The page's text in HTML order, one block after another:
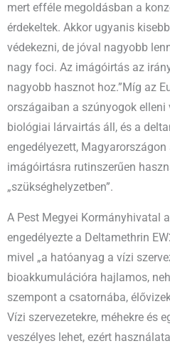
mert efféle megoldásban a
érdekeltek. Akkor ugyanis
védekezni, de jóval nagyobb
nagy foci. Az imágóirtás az
nagyobb hasznot hoz.”Míg az
országaiban a szúnyogok elleni
biológiai lárvairtás áll, és a
engedélyezett,
imágóirtásra rutinszerűen
„szükséghelyzetben”.
A Pest Megyei Kormányhivatal
engedélyezte a Deltamethrin
mivel „a hatóanyag a vízi
bioakkumulációra hajlamos,
szempont a csatornába,
Vízi szervezetekre, méhekre és
veszélyes lehet, ezért